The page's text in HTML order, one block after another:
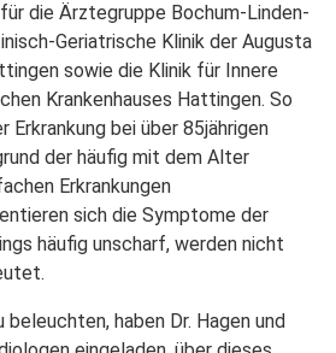
die Ärztegruppe Bochum-Linden-
Geriatrische Klinik der Augusta
sowie die Klinik für Innere
Krankenhauses Hattingen. So
Erkrankung bei über 85jährigen
der häufig mit dem Alter
Erkrankungen
sich die Symptome der
häufig unscharf, werden nicht
beleuchten, haben Dr. Hagen und